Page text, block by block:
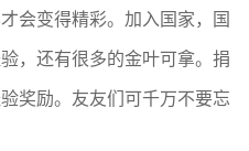
会变得精彩。加入国家，国
，还有很多的金叶可拿。捐
奖励。友友们可千万不要忘